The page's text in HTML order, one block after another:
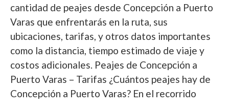
cantidad de peajes desde Concepción a Puerto
Varas que enfrentarás en la ruta, sus
ubicaciones, tarifas, y otros datos importantes
como la distancia, tiempo estimado de viaje y
costos adicionales. Peajes de Concepción a
Puerto Varas – Tarifas ¿Cuántos peajes hay de
Concepción a Puerto Varas? En el recorrido